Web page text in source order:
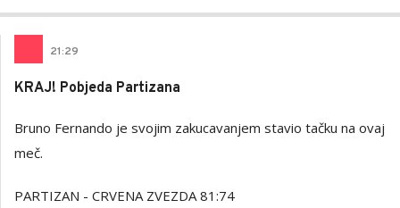
21:29
KRAJ! Pobjeda Partizana
Bruno Fernando je svojim zakucavanjem stavio tačku na ovaj
meč.
PARTIZAN - CRVENA ZVEZDA 81:74